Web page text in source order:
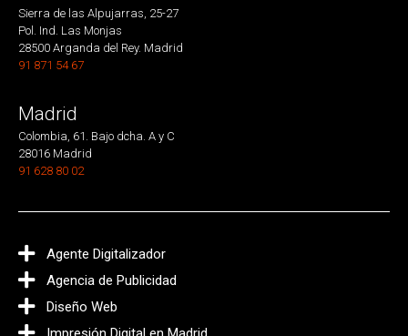
Sierra de las Alpujarras, 25-27
Pol. Ind. Las Monjas
28500 Arganda del Rey. Madrid
91 871 54 67
Madrid
Colombia, 61. Bajo dcha. A y C
28016 Madrid
91 628 80 02
Agente Digitalizador
Agencia de Publicidad
Diseño Web